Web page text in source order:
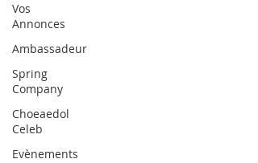
Vos
Annonces
Ambassadeur
Spring
Company
Choeaedol
Celeb
Evènements